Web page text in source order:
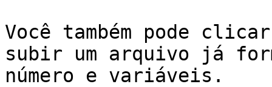
Você também pode
subir um arquivo já
número e variáveis.